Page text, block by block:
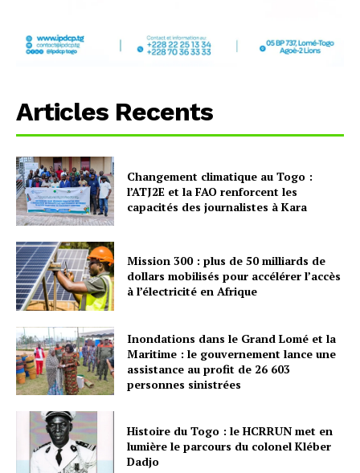
Articles Recents
Changement climatique au Togo :
l’ATJ2E et la FAO renforcent les
capacités des journalistes à Kara
Mission 300 : plus de 50 milliards de
dollars mobilisés pour accélérer l’accès
à l’électricité en Afrique
Inondations dans le Grand Lomé et la
Maritime : le gouvernement lance une
assistance au profit de 26 603
personnes sinistrées
Histoire du Togo : le HCRRUN met en
lumière le parcours du colonel Kléber
Dadjo